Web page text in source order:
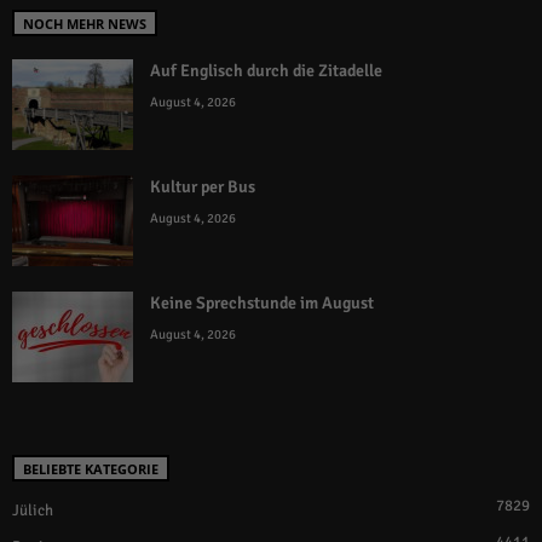
NOCH MEHR NEWS
Auf Englisch durch die Zitadelle
August 4, 2026
Kultur per Bus
August 4, 2026
Keine Sprechstunde im August
August 4, 2026
BELIEBTE KATEGORIE
Jülich 7829